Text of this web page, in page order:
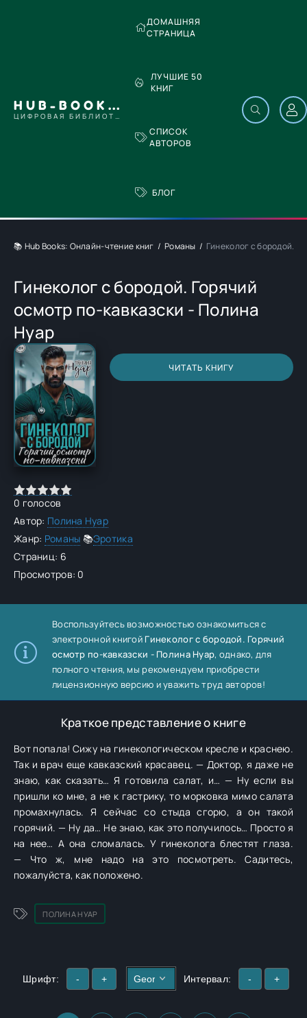
HUB-BOOKS.COM
ЦИФРОВАЯ БИБЛИОТЕКА
ДОМАШНЯЯ
СТРАНИЦА
ЛУЧШИЕ 50
КНИГ
СПИСОК
АВТОРОВ
БЛОГ
📚 Hub Books: Онлайн-чтение книг Романы Гинеколог с бородой.
Гинеколог с бородой. Горячий
осмотр по-кавказски - Полина
Нуар
ЧИТАТЬ КНИГУ
0 голосов
Автор: Полина Нуар
Жанр: Романы 📚Эротика
Страниц: 6
Просмотров: 0
Воспользуйтесь возможностью ознакомиться с
электронной книгой Гинеколог с бородой. Горячий
осмотр по-кавказски - Полина Нуар, однако, для
полного чтения, мы рекомендуем приобрести
лицензионную версию и уважить труд авторов!
Краткое представление о книге
Вот попала! Сижу на гинекологическом кресле и краснею.
Так и врач еще кавказский красавец. — Доктор, я даже не
знаю, как сказать… Я готовила салат, и… — Ну если вы
пришли ко мне, а не к гастрику, то морковка мимо салата
промахнулась. Я сейчас со стыда сгорю, а он такой
горячий. — Ну да… Не знаю, как это получилось… Просто я
на нее… А она сломалась. У гинеколога блестят глаза.
— Что ж, мне надо на это посмотреть. Садитесь,
пожалуйста, как положено.
ПОЛИНА НУАР
Шрифт: - + Интервал: - +